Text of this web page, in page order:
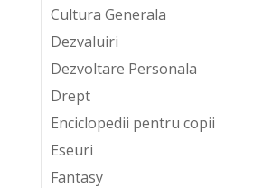
Cultura Generala
Dezvaluiri
Dezvoltare Personala
Drept
Enciclopedii pentru copii
Eseuri
Fantasy